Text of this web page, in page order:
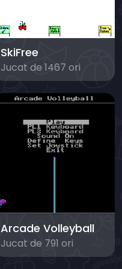
SkiFree
Jucat de 1467 ori
Arcade Volleyball
Jucat de 791 ori